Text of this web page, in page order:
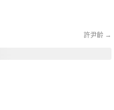
許尹齡 →